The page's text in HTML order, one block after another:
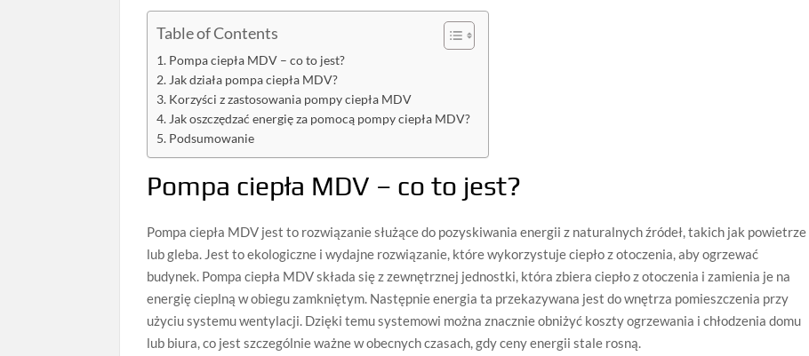
Table of Contents
Pompa ciepła MDV – co to jest?
Jak działa pompa ciepła MDV?
Korzyści z zastosowania pompy ciepła MDV
Jak oszczędzać energię za pomocą pompy ciepła MDV?
Podsumowanie
Pompa ciepła MDV – co to jest?
Pompa ciepła MDV jest to rozwiązanie służące do pozyskiwania energii z naturalnych źródeł, takich jak powietrze
lub gleba. Jest to ekologiczne i wydajne rozwiązanie, które wykorzystuje ciepło z otoczenia, aby ogrzewać
budynek. Pompa ciepła MDV składa się z zewnętrznej jednostki, która zbiera ciepło z otoczenia i zamienia je na
energię cieplną w obiegu zamkniętym. Następnie energia ta przekazywana jest do wnętrza pomieszczenia przy
użyciu systemu wentylacji. Dzięki temu systemowi można znacznie obniżyć koszty ogrzewania i chłodzenia domu
lub biura, co jest szczególnie ważne w obecnych czasach, gdy ceny energii stale rosną.